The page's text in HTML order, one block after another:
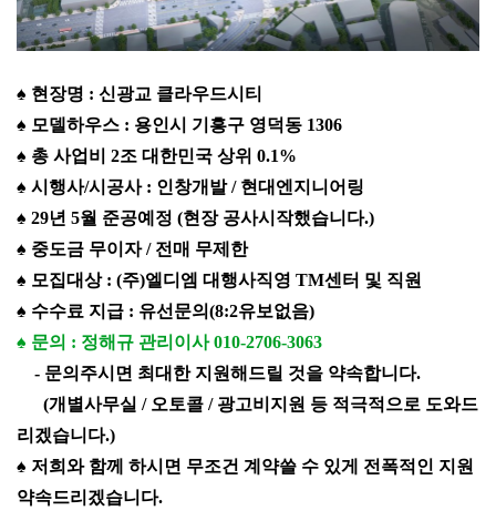
♠ 현장명 : 신광교 클라우드시티
♠ 모델하우스 : 용인시 기흥구 영덕동 1306
♠ 총 사업비 2조 대한민국 상위 0.1%
♠ 시행사/시공사 : 인창개발 / 현대엔지니어링
♠ 29년 5월 준공예정 (현장 공사시작했습니다.)
♠ 중도금 무이자 / 전매 무제한
♠ 모집대상 : (주)엘디엠 대행사직영 TM센터 및 직원
♠ 수수료 지급 : 유선문의(8:2유보없음)
♠ 문의 : 정해규 관리이사 010-2706-3063
- 문의주시면 최대한 지원해드릴 것을 약속합니다.
(개별사무실 / 오토콜 / 광고비지원 등 적극적으로 도와드
리겠습니다.)
♠ 저희와 함께 하시면 무조건 계약쓸 수 있게 전폭적인 지원
약속드리겠습니다.